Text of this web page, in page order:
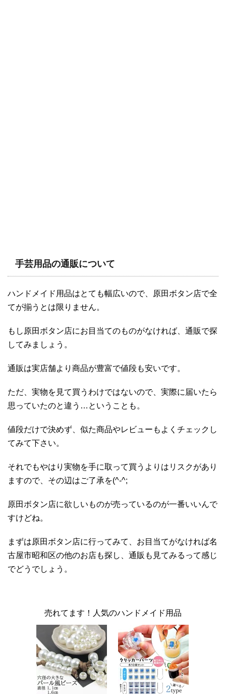
手芸用品の通販について
ハンドメイド用品はとても幅広いので、原田ボタン店で全
てが揃うとは限りません。
もし原田ボタン店にお目当てのものがなければ、通販で探
してみましょう。
通販は実店舗より商品が豊富で値段も安いです。
ただ、実物を見て買うわけではないので、実際に届いたら
思っていたのと違う…ということも。
値段だけで決めず、似た商品やレビューもよくチェックし
てみて下さい。
それでもやはり実物を手に取って買うよりはリスクがあり
ますので、その辺はご了承を(^-^;
原田ボタン店に欲しいものが売っているのが一番いいんで
すけどね。
まずは原田ボタン店に行ってみて、お目当てがなければ名
古屋市昭和区の他のお店も探し、通販も見てみるって感じ
でどうでしょう。
売れてます！人気のハンドメイド用品